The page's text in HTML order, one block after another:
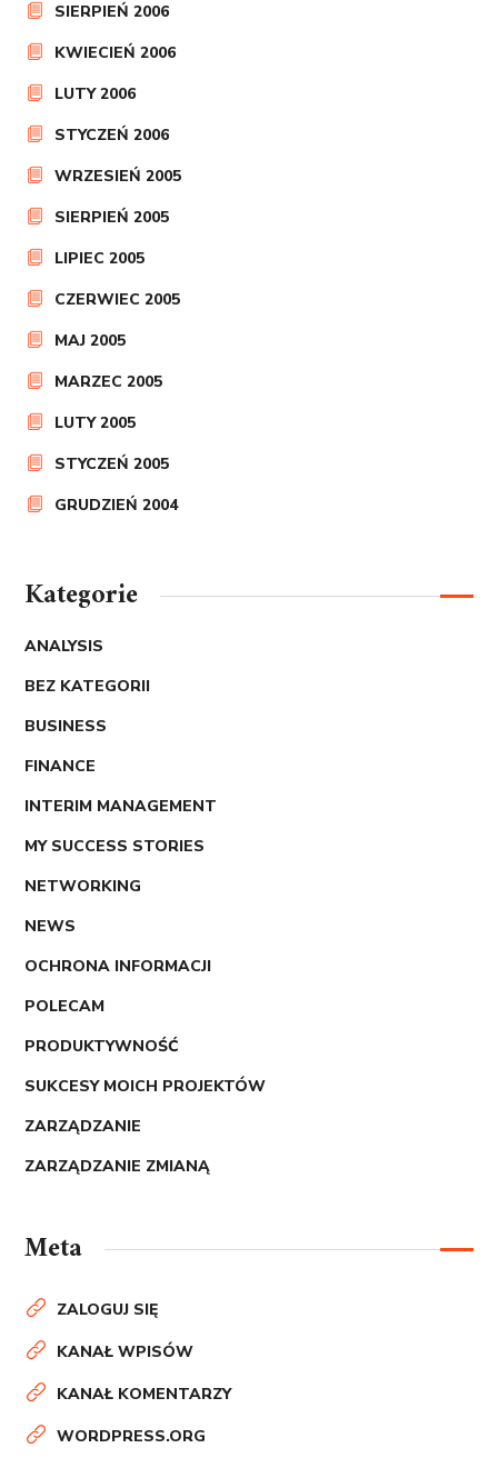
SIERPIEŃ 2006
KWIECIEŃ 2006
LUTY 2006
STYCZEŃ 2006
WRZESIEŃ 2005
SIERPIEŃ 2005
LIPIEC 2005
CZERWIEC 2005
MAJ 2005
MARZEC 2005
LUTY 2005
STYCZEŃ 2005
GRUDZIEŃ 2004
Kategorie
ANALYSIS
BEZ KATEGORII
BUSINESS
FINANCE
INTERIM MANAGEMENT
MY SUCCESS STORIES
NETWORKING
NEWS
OCHRONA INFORMACJI
POLECAM
PRODUKTYWNOŚĆ
SUKCESY MOICH PROJEKTÓW
ZARZĄDZANIE
ZARZĄDZANIE ZMIANĄ
Meta
ZALOGUJ SIĘ
KANAŁ WPISÓW
KANAŁ KOMENTARZY
WORDPRESS.ORG